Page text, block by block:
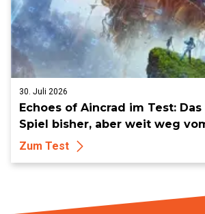
30. Juli 2026
Echoes of Aincrad im Test: Das
Spiel bisher, aber weit weg
Zum Test